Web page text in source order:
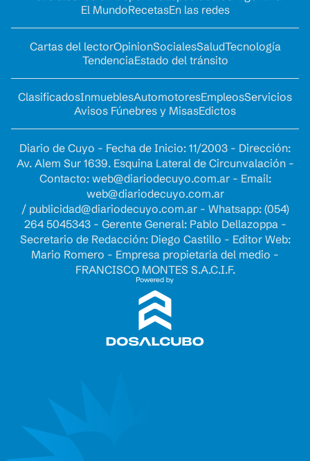
El MundoRecetasEn las redes
Cartas del lectorOpinionSocialesSaludTecnología
TendenciaEstado del tránsito
ClasificadosInmueblesAutomotoresEmpleosServicios
Avisos Fúnebres y MisasEdictos
Diario de Cuyo - Fecha de Inicio: 11/2003 - Dirección:
Av. Alem Sur 1639. Esquina Lateral de Circunvalación -
Contacto: web@diariodecuyo.com.ar- Email:
web@diariodecuyo.com.ar
/ publicidad@diariodecuyo.com.ar- Whatsapp: (054)
264 5045343 - Gerente General: Pablo Dellazoppa -
Secretario de Redacción: Diego Castillo - Editor Web:
Mario Romero - Empresa propietaria del medio -
FRANCISCO MONTES S.A.C.I.F.